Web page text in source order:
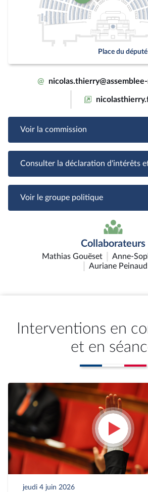
Place du
@
Voir la commission
Consulter la déclaration d'intérêts
Voir le groupe politique
Collaborateurs
Mathias Gouëset
Anne-
Auriane Peinaud
Interventions en
et en
jeudi 4 juin 2026